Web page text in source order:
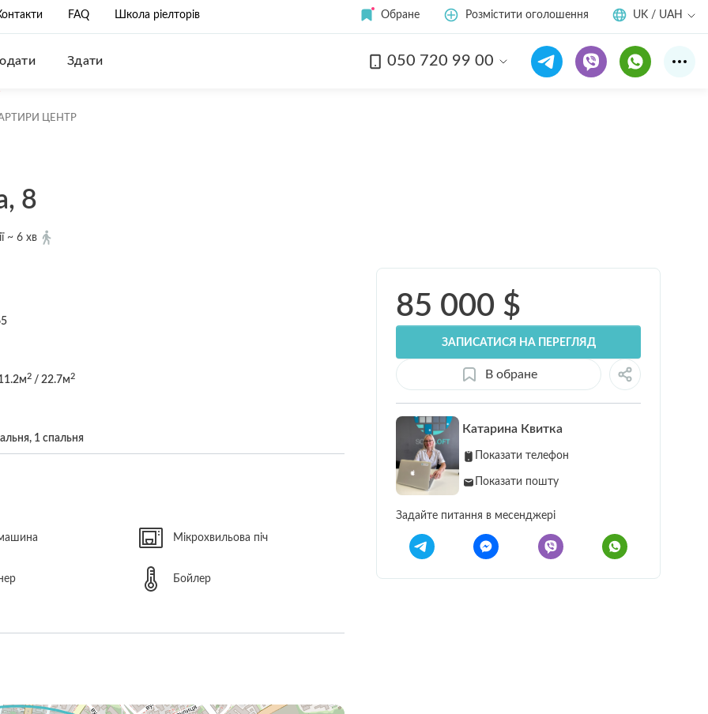
FAQ Школа ріелторів Обране Розмістити оголошення UK / UAH
Здати 050 720 99 00Дивитись усі8 фото
ЦЕНТР
8
~ 6 хв
2/ 22.7м2
1 спальня
Мікрохвильова піч
Бойлер
85 000 $
ЗАПИСАТИСЯ НА ПЕРЕГЛЯД
В обране
Катарина Квитка
Показати телефон
Показати пошту
Задайте питання в месенджері